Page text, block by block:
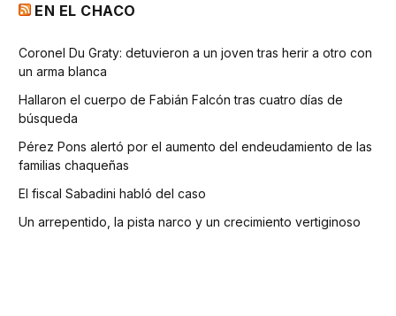
EN EL CHACO
Coronel Du Graty: detuvieron a un joven tras herir a otro con
un arma blanca
Hallaron el cuerpo de Fabián Falcón tras cuatro días de
búsqueda
Pérez Pons alertó por el aumento del endeudamiento de las
familias chaqueñas
El fiscal Sabadini habló del caso
Un arrepentido, la pista narco y un crecimiento vertiginoso